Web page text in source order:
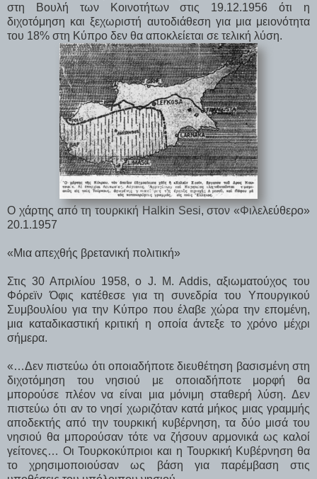
στη Βουλή των Κοινοτήτων στις 19.12.1956 ότι η
διχοτόμηση και ξεχωριστή αυτοδιάθεση για μια μειονότητα
του 18% στη Κύπρο δεν θα αποκλείεται σε τελική λύση.
Ο χάρτης από τη τουρκική Halkin Sesi, στον «Φιλελεύθερο»
20.1.1957
«Μια απεχθής βρετανική πολιτική»
Στις 30 Απριλίου 1958, ο J. M. Addis, αξιωματούχος του
Φόρεϊν Όφις κατέθεσε για τη συνεδρία του Υπουργικού
Συμβουλίου για την Κύπρο που έλαβε χώρα την επομένη,
μια καταδικαστική κριτική η οποία άντεξε το χρόνο μέχρι
σήμερα.
«…Δεν πιστεύω ότι οποιαδήποτε διευθέτηση βασισμένη στη
διχοτόμηση του νησιού με οποιαδήποτε μορφή θα
μπορούσε πλέον να είναι μια μόνιμη σταθερή λύση. Δεν
πιστεύω ότι αν το νησί χωριζόταν κατά μήκος μιας γραμμής
αποδεκτής από την τουρκική κυβέρνηση, τα δύο μισά του
νησιού θα μπορούσαν τότε να ζήσουν αρμονικά ως καλοί
γείτονες… Οι Τουρκοκύπριοι και η Τουρκική Κυβέρνηση θα
το χρησιμοποιούσαν ως βάση για παρέμβαση στις